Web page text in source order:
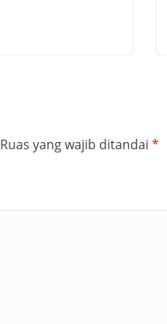
Ruas yang wajib ditandai *